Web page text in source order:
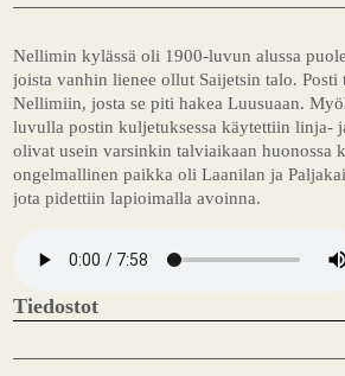
Nellimin kylässä oli 1900-luvun alussa
joista vanhin lienee ollut Saijetsin talo.
Nellimiin, josta se piti hakea Luusuaan.
luvulla postin kuljetuksessa käytettiin linja-
olivat usein varsinkin talviaikaan huonossa
ongelmallinen paikka oli Laanilan ja
jota pidettiin lapioimalla avoinna.
Tiedostot